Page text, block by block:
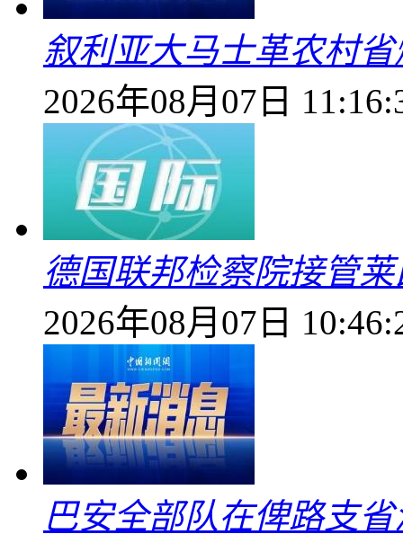
叙利亚大马士革农村
2026年08月07日
德国联邦检察院接管
2026年08月07日
巴安全部队在俾路支